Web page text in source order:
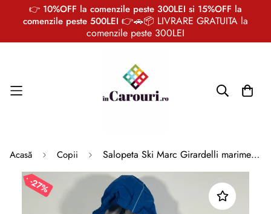
👉 10%OFF la comenzile peste 300LEI si 15%OFF la
comenzile peste 500LEI 👉🚗📦 LIVRARE GRATUITA la
comenzile peste 300LEI
Acasă Copii Salopeta Ski Marc Girardelli marimea 86 copii
27%